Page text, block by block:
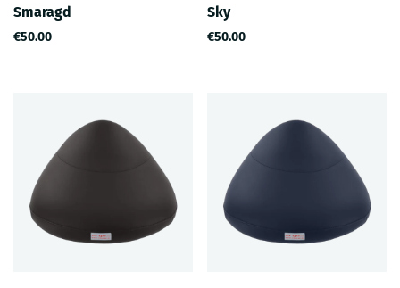
Smaragd
€50.00
Sky
€50.00